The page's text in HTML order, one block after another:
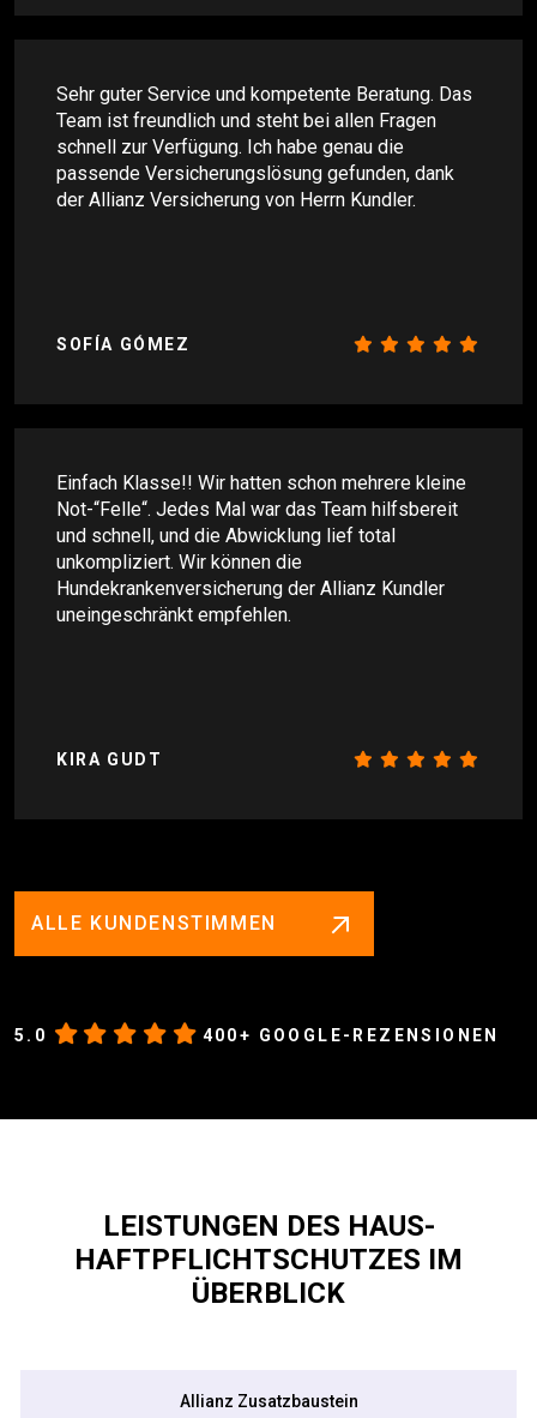
Sehr guter Service und kompetente Beratung. Das
Team ist freundlich und steht bei allen Fragen
schnell zur Verfügung. Ich habe genau die
passende Versicherungslösung gefunden, dank
der Allianz Versicherung von Herrn Kundler.
SOFÍA GÓMEZ
Einfach Klasse!! Wir hatten schon mehrere kleine
Not-“Felle“. Jedes Mal war das Team hilfsbereit
und schnell, und die Abwicklung lief total
unkompliziert. Wir können die
Hundekrankenversicherung der Allianz Kundler
uneingeschränkt empfehlen.
KIRA GUDT
ALLE KUNDENSTIMMEN
5.0 400+ GOOGLE-REZENSIONEN
LEISTUNGEN DES HAUS-
HAFTPFLICHTSCHUTZES IM
ÜBERBLICK
Allianz Zusatzbaustein